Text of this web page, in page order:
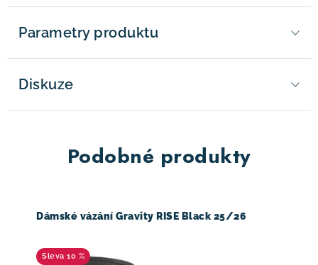
Parametry produktu
Diskuze
Podobné produkty
Dámské vázání Gravity RISE Black 25/26
10 %